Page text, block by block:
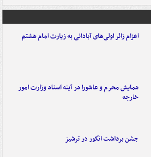
اعزام زائر اولی‌های آبادانی به زیارت امام هشتم
همایش محرم و عاشورا در آینه اسناد وزارت امور
خارجه
جشن برداشت انگور در ترشیز